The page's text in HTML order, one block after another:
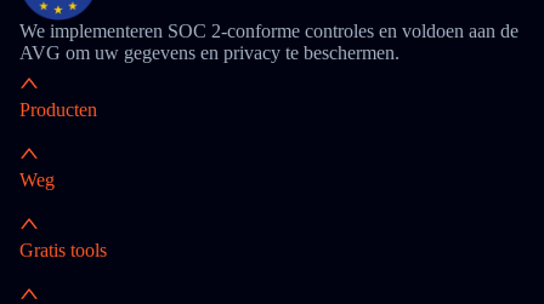
We implementeren SOC 2-conforme controles en voldoen aan de
AVG om uw gegevens en privacy te beschermen.
Producten
Weg
Gratis tools